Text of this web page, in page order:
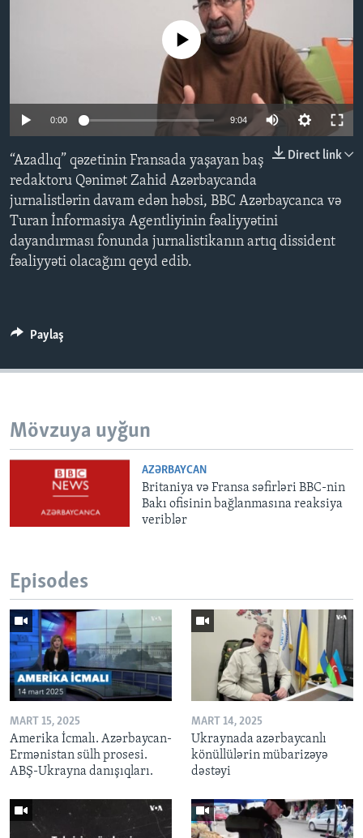
Dillər
360p 480p
720p
No media source currently available
0:00 9:04
240p
480p
Direct link
“Azadlıq” qəzetinin Fransada yaşayan baş
redaktoru Qənimət Zahid Azərbaycanda
jurnalistlərin davam edən həbsi, BBC Azərbaycanca və
Turan İnformasiya Agentliyinin fəaliyyətini
dayandırması fonunda jurnalistikanın artıq dissident
fəaliyyəti olacağını qeyd edib.
Paylaş
Mövzuya uyğun
AZƏRBAYCAN
Britaniya və Fransa səfirləri BBC-nin
Bakı ofisinin bağlanmasına reaksiya
veriblər
Episodes
MART 15, 2025
Amerika İcmalı. Azərbaycan-
Ermənistan sülh prosesi.
ABŞ-Ukrayna danışıqları.
MART 14, 2025
Ukraynada azərbaycanlı
könüllülərin mübarizəyə
dəstəyi